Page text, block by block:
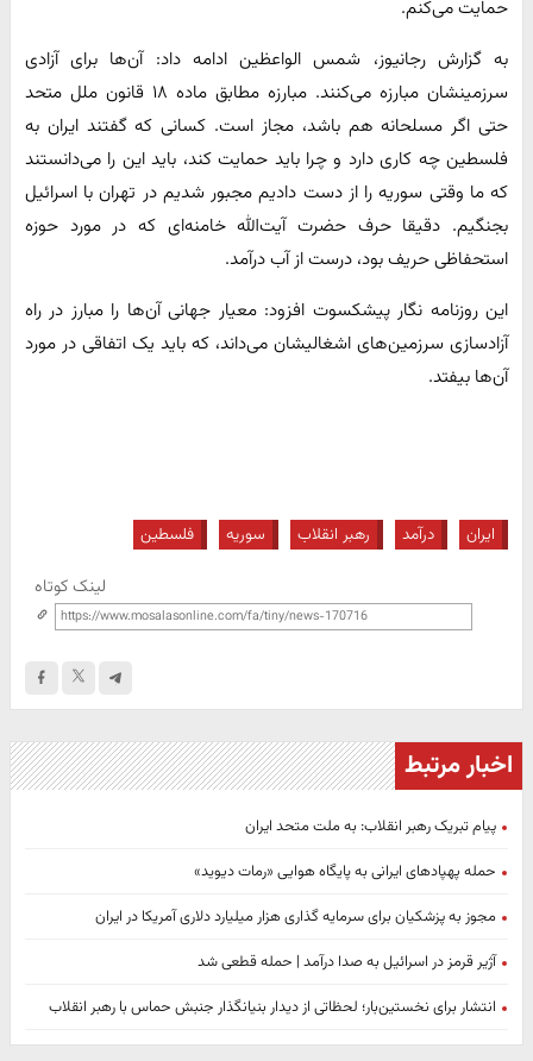
حمایت می‌کنم.
به گزارش رجانیوز، شمس الواعظین ادامه داد: آن‌ها برای آزادی
سرزمینشان مبارزه می‌کنند. مبارزه مطابق ماده ۱۸ قانون ملل متحد
حتی اگر مسلحانه هم باشد، مجاز است. کسانی که گفتند ایران به
فلسطین چه کاری دارد و چرا باید حمایت کند، باید این را می‌دانستند
که ما وقتی سوریه را از دست دادیم مجبور شدیم در تهران با اسرائیل
بجنگیم. دقیقا حرف حضرت آیت‌الله خامنه‌ای که در مورد حوزه
استحفاظی حریف بود، درست از آب درآمد.
این روزنامه نگار پیشکسوت افزود: معیار جهانی آن‌ها را مبارز در راه
آزادسازی سرزمین‌های اشغالیشان می‌داند، که باید یک اتفاقی در مورد
آن‌ها بیفتد.
ایران درآمد رهبر انقلاب سوریه فلسطین
لینک کوتاه
اخبار مرتبط
پیام تبریک رهبر انقلاب: به ملت متحد ایران
حمله پهپادهای ایرانی به پایگاه هوایی «رمات دیوید»
مجوز به پزشکیان برای سرمایه گذاری هزار میلیارد دلاری آمریکا در ایران
آژیر قرمز در اسرائیل به صدا درآمد | حمله قطعی شد
انتشار برای نخستین‌بار؛ لحظاتی از دیدار بنیانگذار جنبش حماس با رهبر انقلاب